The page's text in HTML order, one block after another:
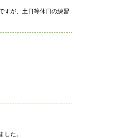
すが、土日等休日の練習
た。